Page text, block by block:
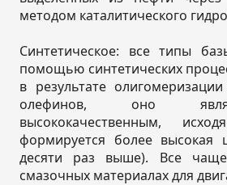
методом каталитического
Синтетическое: все типы
помощью синтетических
в результате
олефинов, оно
высококачественным,
формируется более высокая
десяти раз выше). Все
смазочных материалах для